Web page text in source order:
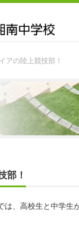
アの陸上競技部！
部！
は、高校生と中学生